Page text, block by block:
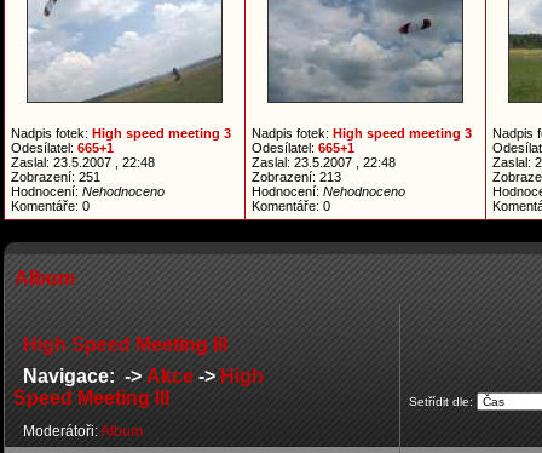
Nadpis fotek: High speed meeting 3
Odesílatel: 665+1
Zaslal: 23.5.2007 , 22:48
Zobrazení: 251
Hodnocení: Nehodnoceno
Komentáře: 0
Nadpis fotek: High speed meeting 3
Odesílatel: 665+1
Zaslal: 23.5.2007 , 22:48
Zobrazení: 213
Hodnocení: Nehodnoceno
Komentáře: 0
Nadpis
Zaslal:
Album
High Speed Meeting III
Navigace: -> Akce -> High
Speed Meeting III
Moderátoři:Album
Setřídit dle: